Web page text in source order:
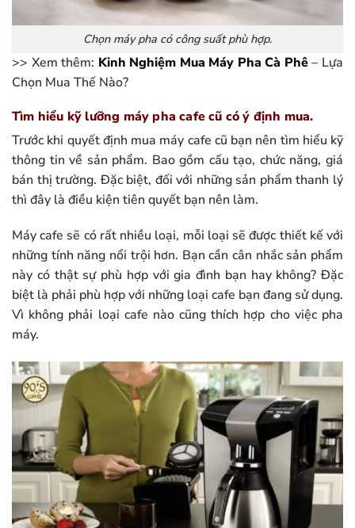
Chọn máy pha có công suất phù hợp.
>> Xem thêm: Kinh Nghiệm Mua Máy Pha Cà Phê – Lựa
Chọn Mua Thế Nào?
Tìm hiểu kỹ lưỡng máy pha cafe cũ có ý định mua.
Trước khi quyết định mua máy cafe cũ bạn nên tìm hiểu kỹ
thông tin về sản phẩm. Bao gồm cấu tạo, chức năng, giá
bán thị trường. Đặc biệt, đối với những sản phẩm thanh lý
thì đây là điều kiện tiên quyết bạn nên làm.
Máy cafe sẽ có rất nhiều loại, mỗi loại sẽ được thiết kế với
những tính năng nổi trội hơn. Bạn cần cân nhắc sản phẩm
này có thật sự phù hợp với gia đình bạn hay không? Đặc
biệt là phải phù hợp với những loại cafe bạn đang sử dụng.
Vì không phải loại cafe nào cũng thích hợp cho việc pha
máy.